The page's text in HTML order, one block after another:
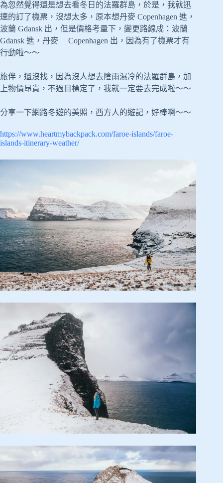
為忽然覺得還是想去看冬日的法羅群島，於是，我就迅
速的訂了機票，沒想太多，原本想丹麥 Copenhagen 進，
波蘭 Gdansk 出，但是價格考量下，變更路線成：波蘭
Gdansk 進，丹麥 Copenhagen 出，因為有了機票才有
行動啦～～
旅伴，還沒找，因為沒人想去陰雨濕冷的法羅群島，加
上物價昂貴，不過目標定了，我就一定要去完成啦～～
分享一下網路冬遊的美照，西方人的遊記，好棒啊～～
https://www.heartmybackpack.com/faroe-islands/faroe-
islands-itinerary-weather/